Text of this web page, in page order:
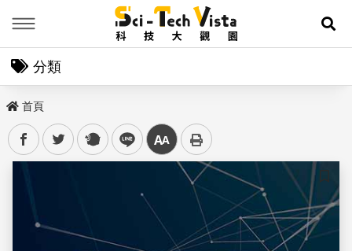
展
分類
首頁
facebooktwitter plurk line 中
儲存